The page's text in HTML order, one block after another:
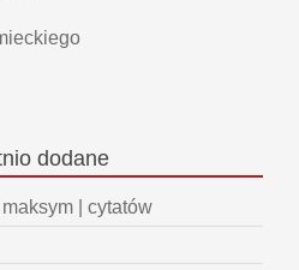
dodane
| cytatów